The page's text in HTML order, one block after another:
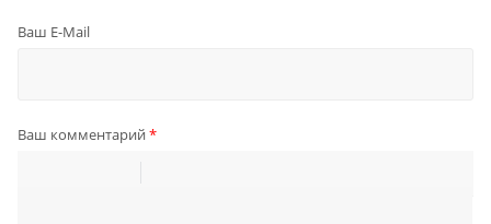
Ваш E-Mail
Ваш комментарий *